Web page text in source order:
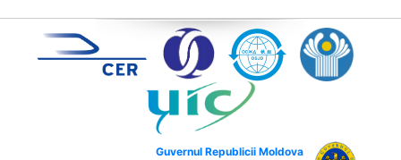
Guvernul Republicii Moldova